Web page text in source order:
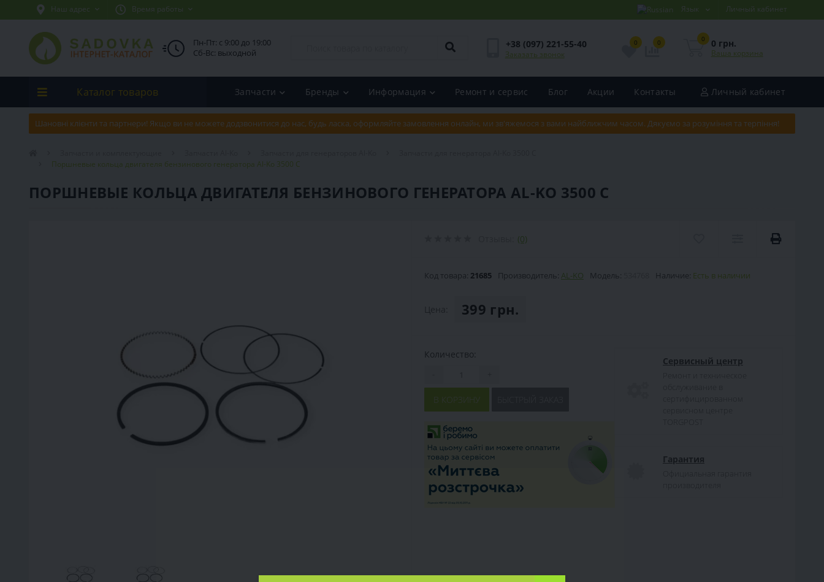
Наш адрес Время работы Язык Личный кабинет
Пн-Пт: с 9:00 до 19:00
Сб-Вс: выходной
+38 (097) 221-55-40
Заказать звонок
0 0 0 0 грн.
Ваша корзина
Каталог товаров Запчасти Бренды Информация Ремонт и сервис Блог Акции Контакты Личный кабинет
Шановні клієнти та партнери! Якщо ви не можете додзвонитися до нас, будь ласка, оформляйте замовлення онлайн, ми зв'яжемося з вами найближчим часом. Дякуємо за розуміння та терпіння!
Поршневые кольца двигателя бензинового генератора Al-Ko 3500 C
ПОРШНЕВЫЕ КОЛЬЦА ДВИГАТЕЛЯ БЕНЗИНОВОГО ГЕНЕРАТОРА AL-KO 3500 C
(0)
Код товара: 21685 Производитель: AL-KO Модель: Наличие: Есть в наличии
399 грн.
Количество:
В КОРЗИНУ
Сервисный центр
Гарантия